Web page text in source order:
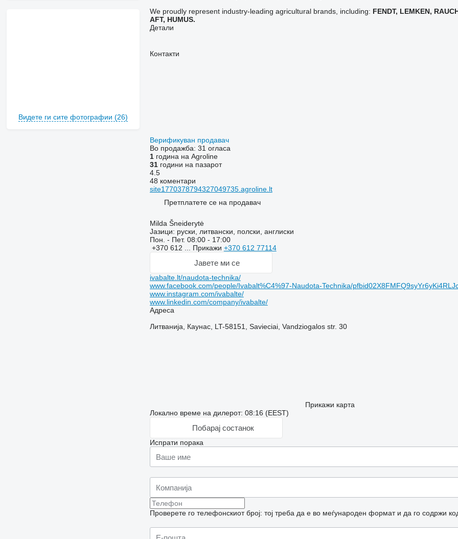
Видете ги сите фотографии (26)
We proudly represent industry-leading agricultural brands, including: FENDT, LEMKEN,
AFT, HUMUS.
Детали
Контакти
Верификуван продавач
Во продажба: 31 огласа
1година на Agroline
31години на пазарот
4.5
48 коментари
site1770378794327049735.agroline.lt
Претплатете се на продавач
Milda Šneiderytė
Јазици: руски, литвански, полски, англиски
Пон. - Пет. 08:00 - 17:00
+370 612 ... Прикажи +370 612 77114
Јавете ми се
ivabalte.lt/naudota-technika/
www.facebook.com/people/Ivabalt%C4%97-Naudota-Technika/
www.instagram.com/ivabalte/
www.linkedin.com/company/ivabalte/
Адреса
Литванија, Каунас, LT-58151, Savieciai, Vandziogalos str. 30
Прикажи карта
Локално време на дилерот: 08:16 (EEST)
Побарај состанок
Испрати порака
Проверете го телефонскиот број: тој треба да е во меѓународен формат и да го содржи